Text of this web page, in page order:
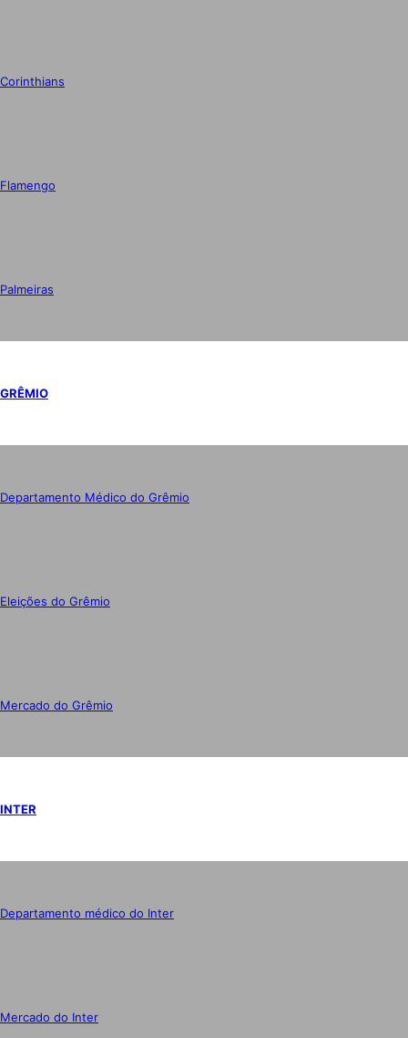
Corinthians
Flamengo
Palmeiras
GRÊMIO
Departamento Médico do Grêmio
Eleições do Grêmio
Mercado do Grêmio
INTER
Departamento médico do Inter
Mercado do Inter